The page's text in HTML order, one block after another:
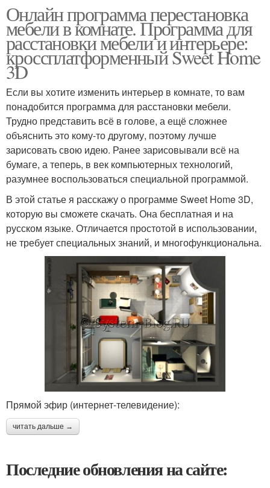
Онлайн программа перестановка
мебели в комнате. Программа для
расстановки мебели и интерьере:
кроссплатформенный Sweet Home
3D
Если вы хотите изменить интерьер в комнате, то вам
понадобится программа для расстановки мебели.
Трудно представить всё в голове, а ещё сложнее
объяснить это кому-то другому, поэтому лучше
зарисовать свою идею. Ранее зарисовывали всё на
бумаге, а теперь, в век компьютерных технологий,
разумнее воспользоваться специальной программой.
В этой статье я расскажу о программе Sweet Home 3D,
которую вы сможете скачать. Она бесплатная и на
русском языке. Отличается простотой в использовании,
не требует специальных знаний, и многофункциональна.
Прямой эфир (интернет-телевидение):
читать дальше →
Последние обновления на сайте: